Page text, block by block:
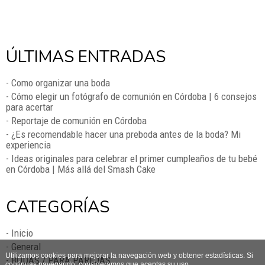
ÚLTIMAS ENTRADAS
- Como organizar una boda
- Cómo elegir un fotógrafo de comunión en Córdoba | 6 consejos
para acertar
- Reportaje de comunión en Córdoba
- ¿Es recomendable hacer una preboda antes de la boda? Mi
experiencia
- Ideas originales para celebrar el primer cumpleaños de tu bebé
en Córdoba | Más allá del Smash Cake
CATEGORÍAS
- Inicio
- General
- BODAS / PARA PAREJAS
Utilizamos cookies para mejorar la navegación web y obtener estadísticas. Si